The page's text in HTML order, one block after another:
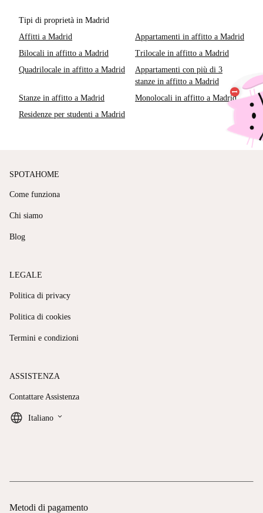
Tipi di proprietà in Madrid
Affitti a Madrid
Appartamenti in affitto a Madrid
Bilocali in affitto a Madrid
Trilocale in affitto a Madrid
Quadrilocale in affitto a Madrid
Appartamenti con più di 3
stanze in affitto a Madrid
Stanze in affitto a Madrid
Monolocali in affitto a Madrid
Residenze per studenti a Madrid
SPOTAHOME
Come funziona
Chi siamo
Blog
LEGALE
Politica di privacy
Politica di cookies
Termini e condizioni
ASSISTENZA
Contattare Assistenza
Italiano keyboard_arrow_down
Metodi di pagamento